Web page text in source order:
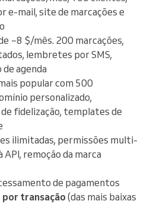
e-mail, site de marcações e
~8 $/mês. 200 marcações,
lembretes por SMS,
agenda
popular com 500
personalizado,
fidelização, templates de
ilimitadas, permissões multi-
API, remoção da marca
de pagamentos
por transação (das mais baixas